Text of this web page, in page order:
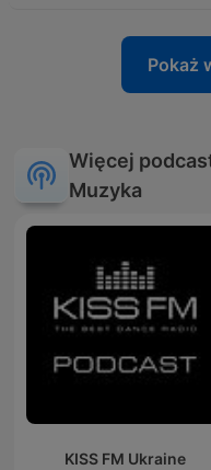
Pokaż
Więcej
Muzyka
KISS FM Ukraine